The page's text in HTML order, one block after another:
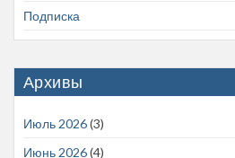
Подписка
Архивы
Июль 2026(3)
Июнь 2026(4)